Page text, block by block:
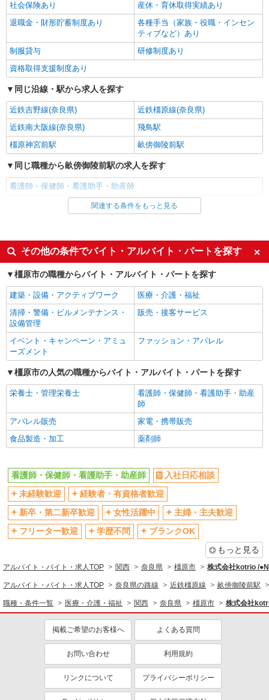
社会保険あり
産休・育休取得実績あり
退職金・財形貯蓄制度あり
各種手当（家族・役職・インセン
ティブなど）あり
制服貸与
研修制度あり
資格取得支援制度あり
同じ沿線・駅から求人を探す
近鉄吉野線(奈良県)
近鉄橿原線(奈良県)
近鉄南大阪線(奈良県)
飛鳥駅
橿原神宮前駅
畝傍御陵前駅
同じ職種から畝傍御陵前駅の求人を探す
看護師・保健師・看護助手・助産師
同じ雇用形態から畝傍御陵前駅の求人を探す
同じ特徴から畝傍御陵前駅の求人を探す
入社日応相談
未経験歓迎
経験者・有資格者歓迎
新卒・第二新卒歓迎
女性活躍中
主婦・主夫歓迎
フリーター歓迎
ブランクOK
ミドル（40代～）活躍中
エルダー（50代～）活躍中
高収入・高額
ボーナス・賞与あり
昇給あり
完全週休2日制
禁煙・分煙
駅直結・駅チカ
車通勤OK
バイク通勤OK
自転車通勤OK
社会保険あり
産休・育休取得実績あり
退職金・財形貯蓄制度あり
各種手当（家族・役職・インセン
ティブなど）あり
制服貸与
研修制度あり
資格取得支援制度あり
同じ職種から求人を探す
医療・介護・福祉
看護師・保健師・看護助手・助産師
同じ特徴から求人を探す
未経験歓迎
ミドル（40代～）活躍中
社会保険あり
産休・育休取得実績あり
関連する条件をもっと見る
その他の条件でバイト・アルバイト・パートを探す
橿原市の職種からバイト・アルバイト・パートを探す
建築・設備・アクティブワーク
医療・介護・福祉
清掃・警備・ビルメンテナンス・
設備管理
販売・接客サービス
イベント・キャンペーン・アミュ
ーズメント
ファッション・アパレル
橿原市の人気の職種からバイト・アルバイト・パートを探す
栄養士・管理栄養士
看護師・保健師・看護助手・助産
師
アパレル販売
家電・携帯販売
食品製造・加工
薬剤師
看護師・保健師・看護助手・助産師
入社日応相談
未経験歓迎
経験者・有資格者歓迎
新卒・第二新卒歓迎
女性活躍中
主婦・主夫歓迎
フリーター歓迎
学歴不問
ブランクOK
もっと見る
アルバイト・バイト・求人TOP 関西 奈良県 橿原市 株式会社kotrio /
アルバイト・バイト・求人TOP 奈良県の路線 近鉄橿原線 畝傍御陵前駅
職種・条件一覧 医療・介護・福祉 関西 奈良県 橿原市 株式会社
掲載ご希望のお客様へ よくある質問
お問い合わせ 利用規約
リンクについて プライバシーポリシー